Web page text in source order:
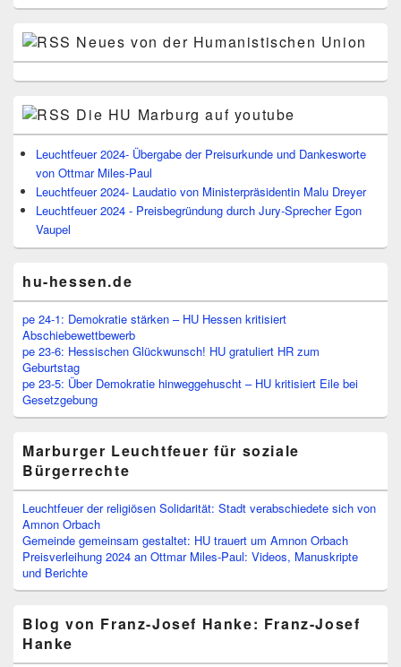
Neues von der Humanistischen Union
Die HU Marburg auf youtube
Leuchtfeuer 2024- Übergabe der Preisurkunde und Dankesworte
von Ottmar Miles-Paul
Leuchtfeuer 2024- Laudatio von Ministerpräsidentin Malu Dreyer
Leuchtfeuer 2024 - Preisbegründung durch Jury-Sprecher Egon
Vaupel
hu-hessen.de
pe 24-1: Demokratie stärken – HU Hessen kritisiert
Abschiebewettbewerb
pe 23-6: Hessischen Glückwunsch! HU gratuliert HR zum
Geburtstag
pe 23-5: Über Demokratie hinweggehuscht – HU kritisiert Eile bei
Gesetzgebung
Marburger Leuchtfeuer für soziale
Bürgerrechte
Leuchtfeuer der religiösen Solidarität: Stadt verabschiedete sich von
Amnon Orbach
Gemeinde gemeinsam gestaltet: HU trauert um Amnon Orbach
Preisverleihung 2024 an Ottmar Miles-Paul: Videos, Manuskripte
und Berichte
Blog von Franz-Josef Hanke: Franz-Josef
Hanke